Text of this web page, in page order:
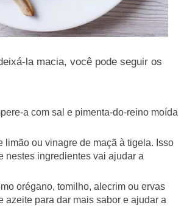
la macia, você pode seguir os
a com sal e pimenta-do-reino moída
limão ou vinagre de maçã à tigela. Isso
nestes ingredientes vai ajudar a
orégano, tomilho, alecrim ou ervas
azeite para dar mais sabor e ajudar a